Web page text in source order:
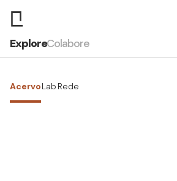
ExploreColabore
AcervoLab Rede